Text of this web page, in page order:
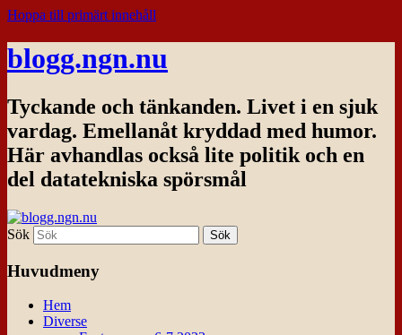
Hoppa till primärt innehåll
blogg.ngn.nu
Tyckande och tänkanden. Livet i en sjuk
vardag. Emellanåt kryddad med humor.
Här avhandlas också lite politik och en
del datatekniska spörsmål
Sök
Huvudmeny
Hem
Diverse